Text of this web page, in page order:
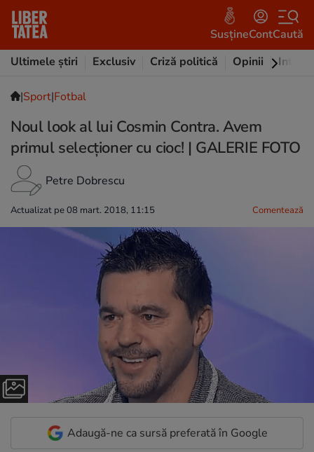
SusțineContCaută
Ultimele știri
Exclusiv Criză politică Opinii
|Sport|Fotbal
Noul look al lui Cosmin Contra. Avem
primul selecționer cu cioc! | GALERIE FOTO
Petre Dobrescu
Actualizat pe 08 mart. 2018, 11:15 Comentează
Adaugă-ne ca sursă preferată în Google